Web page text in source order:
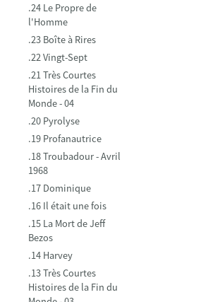
.24 Le Propre de
l'Homme
.23 Boîte à Rires
.22 Vingt-Sept
.21 Très Courtes
Histoires de la Fin du
Monde - 04
.20 Pyrolyse
.19 Profanautrice
.18 Troubadour - Avril
1968
.17 Dominique
.16 Il était une fois
.15 La Mort de Jeff
Bezos
.14 Harvey
.13 Très Courtes
Histoires de la Fin du